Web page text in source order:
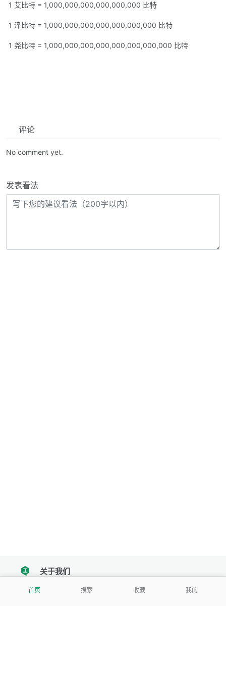
1 艾比特 = 1,000,000,000,000,000,000 比特
1 泽比特 = 1,000,000,000,000,000,000,000 比特
1 尧比特 = 1,000,000,000,000,000,000,000,000 比特
评论
No comment yet.
发表看法
首页 搜索 收藏 我的
tencent关于我们
我们努力把每一个工具做成批量处理的产品